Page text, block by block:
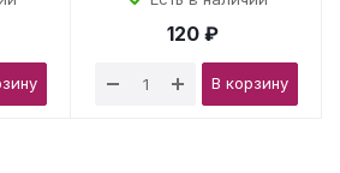
120 ₽
В корзину